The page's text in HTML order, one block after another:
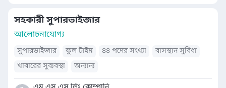
সহকারী সুপারভাইজার
আলোচনাযোগ্য
সুপারভাইজার ফুল টাইম ৪৪ পদের সংখ্যা
বাসস্থান সুবিধা
খাবারের সুব্যবস্থা
অন্যান্য